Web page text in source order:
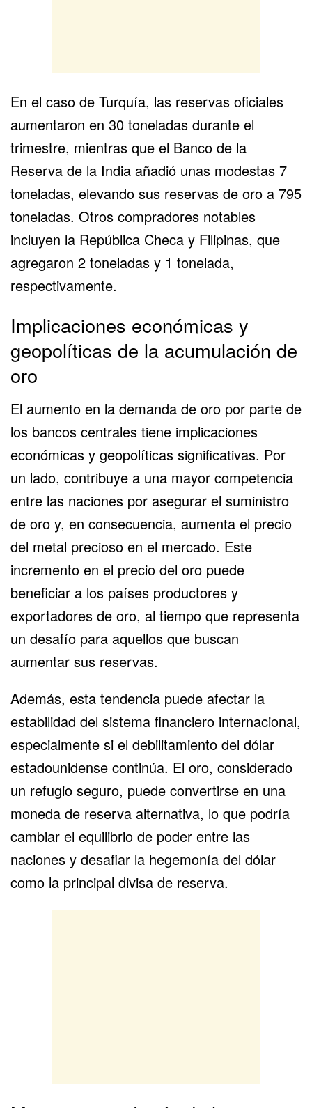
En el caso de Turquía, las reservas oficiales
aumentaron en 30 toneladas durante el
trimestre, mientras que el Banco de la
Reserva de la India añadió unas modestas 7
toneladas, elevando sus reservas de oro a 795
toneladas. Otros compradores notables
incluyen la República Checa y Filipinas, que
agregaron 2 toneladas y 1 tonelada,
respectivamente.
Implicaciones económicas y
geopolíticas de la acumulación de
oro
El aumento en la demanda de oro por parte de
los bancos centrales tiene implicaciones
económicas y geopolíticas significativas. Por
un lado, contribuye a una mayor competencia
entre las naciones por asegurar el suministro
de oro y, en consecuencia, aumenta el precio
del metal precioso en el mercado. Este
incremento en el precio del oro puede
beneficiar a los países productores y
exportadores de oro, al tiempo que representa
un desafío para aquellos que buscan
aumentar sus reservas.
Además, esta tendencia puede afectar la
estabilidad del sistema financiero internacional,
especialmente si el debilitamiento del dólar
estadounidense continúa. El oro, considerado
un refugio seguro, puede convertirse en una
moneda de reserva alternativa, lo que podría
cambiar el equilibrio de poder entre las
naciones y desafiar la hegemonía del dólar
como la principal divisa de reserva.